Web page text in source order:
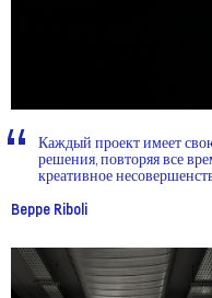
Каждый проект имеет
решения, повторяя все
креативное
Beppe Riboli